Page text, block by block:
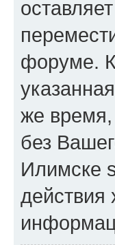
форуме.
же
без
Илимске
действия